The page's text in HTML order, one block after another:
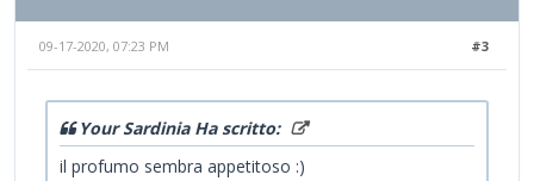
#3
09-17-2020, 07:23 PM
Your Sardinia Ha scritto:
il profumo sembra appetitoso :)